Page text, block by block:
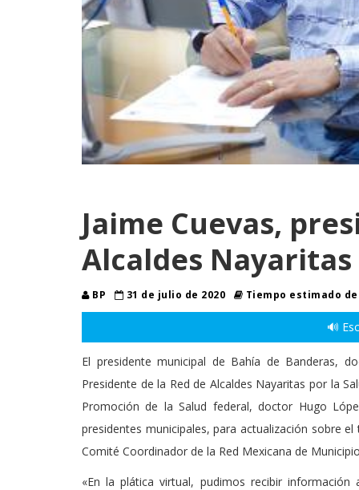
Jaime Cuevas,
Alcaldes
BP 31 de julio de 2020 Tiempo estimado
🔊
El presidente municipal de Bahía de Banderas,
Presidente de la Red de Alcaldes Nayaritas por la
Promoción de la Salud federal, doctor Hugo
presidentes municipales, para actualización sobre
Comité Coordinador de la Red Mexicana de
«En la plática virtual, pudimos recibir